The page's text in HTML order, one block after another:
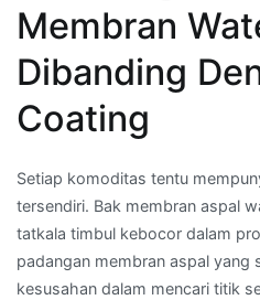
Membran
Dibanding
Coating
Setiap komoditas tentu
tersendiri. Bak membran aspal
tatkala timbul kebocor dalam
padangan membran aspal yang
kesusahan dalam mencari titik